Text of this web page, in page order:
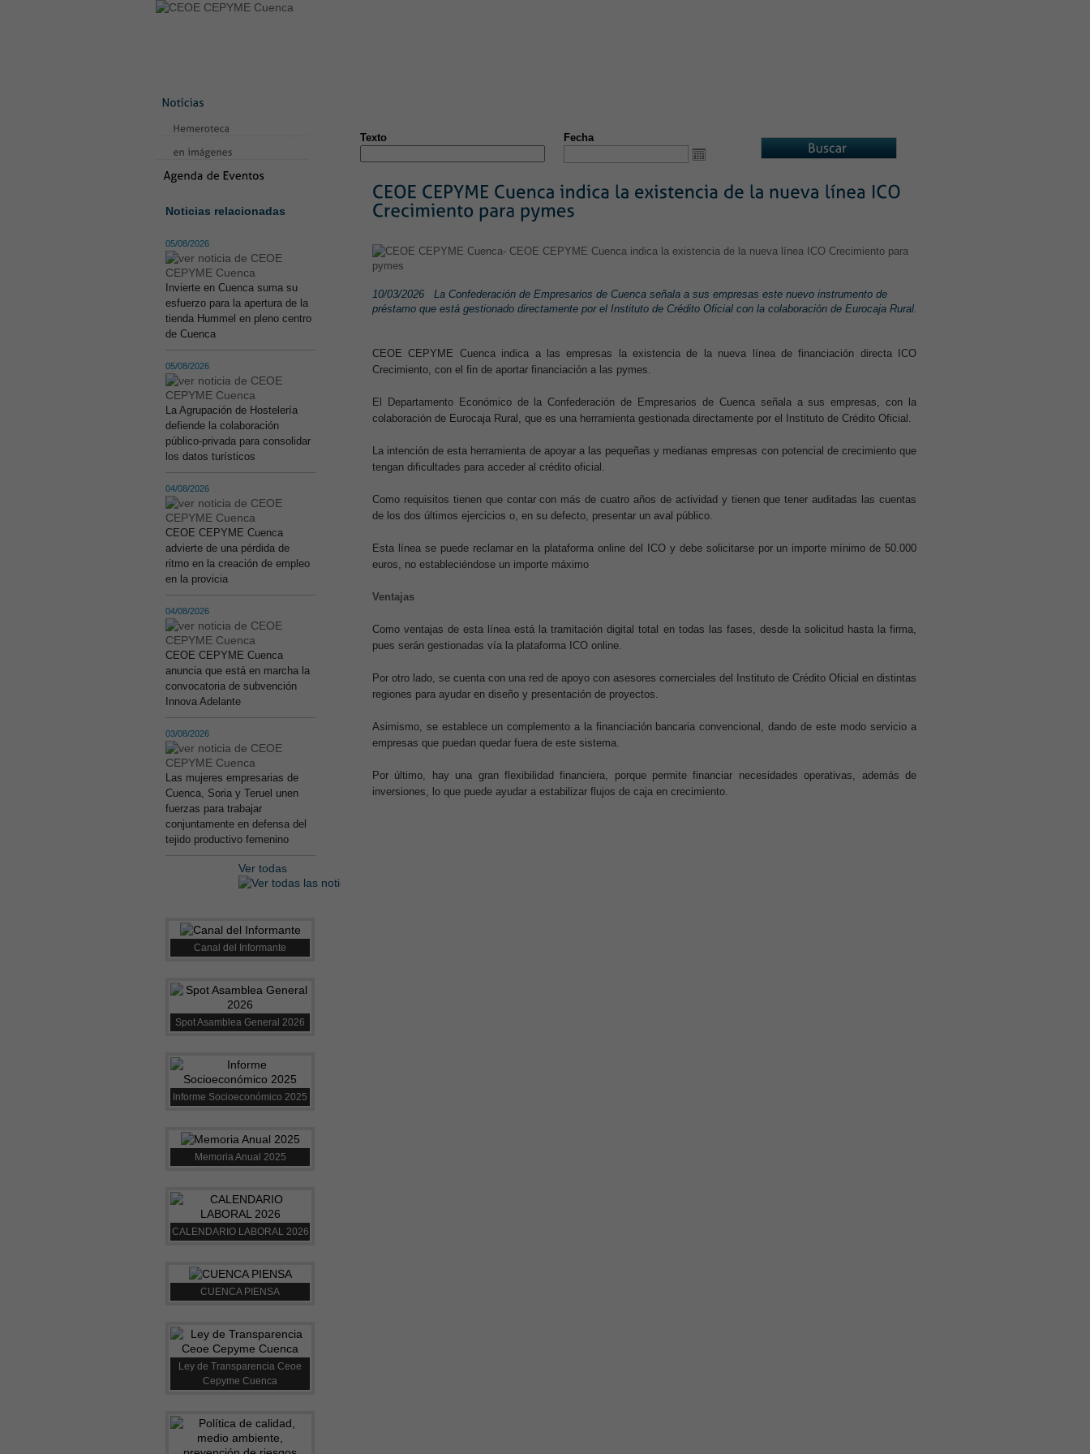
Noticias relacionadas
05/08/2026
Invierte en Cuenca suma su
esfuerzo para la apertura de la
tienda Hummel en pleno centro
de Cuenca
05/08/2026
La Agrupación de Hostelería
defiende la colaboración
público-privada para consolidar
los datos turísticos
04/08/2026
CEOE CEPYME Cuenca
advierte de una pérdida de
ritmo en la creación de empleo
en la provicia
04/08/2026
CEOE CEPYME Cuenca
anuncia que está en marcha la
convocatoria de subvención
Innova Adelante
03/08/2026
Las mujeres empresarias de
Cuenca, Soria y Teruel unen
fuerzas para trabajar
conjuntamente en defensa del
tejido productivo femenino
Ver todas
Canal del Informante
Spot Asamblea General 2026
Informe Socioeconómico 2025
Memoria Anual 2025
CALENDARIO LABORAL 2026
CUENCA PIENSA
Ley de Transparencia Ceoe
Cepyme Cuenca
Texto Fecha
10/03/2026
La Confederación de Empresarios de Cuenca señala a sus empresas este nuevo instrumento de
préstamo que está gestionado directamente por el Instituto de Crédito Oficial con la colaboración de Eurocaja Rural.
CEOE CEPYME Cuenca indica a las empresas la existencia de la nueva línea de financiación directa ICO
Crecimiento, con el fin de aportar financiación a las pymes.
El Departamento Económico de la Confederación de Empresarios de Cuenca señala a sus empresas, con la
colaboración de Eurocaja Rural, que es una herramienta gestionada directamente por el Instituto de Crédito Oficial.
La intención de esta herramienta de apoyar a las pequeñas y medianas empresas con potencial de crecimiento que
tengan dificultades para acceder al crédito oficial.
Como requisitos tienen que contar con más de cuatro años de actividad y tienen que tener auditadas las cuentas
de los dos últimos ejercicios o, en su defecto, presentar un aval público.
Esta línea se puede reclamar en la plataforma online del ICO y debe solicitarse por un importe mínimo de 50.000
euros, no estableciéndose un importe máximo
Ventajas
Como ventajas de esta línea está la tramitación digital total en todas las fases, desde la solicitud hasta la firma,
pues serán gestionadas vía la plataforma ICO online.
Por otro lado, se cuenta con una red de apoyo con asesores comerciales del Instituto de Crédito Oficial en distintas
regiones para ayudar en diseño y presentación de proyectos.
Asimismo, se establece un complemento a la financiación bancaria convencional, dando de este modo servicio a
empresas que puedan quedar fuera de este sistema.
Por último, hay una gran flexibilidad financiera, porque permite financiar necesidades operativas, además de
inversiones, lo que puede ayudar a estabilizar flujos de caja en crecimiento.